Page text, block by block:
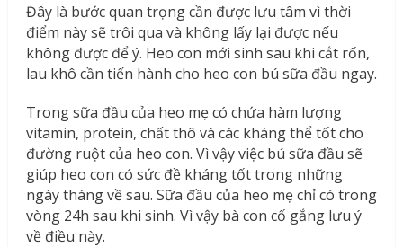
Đây là bước quan trọng cần được lưu tâm vì thời
điểm này sẽ trôi qua và không lấy lại được nếu
không được để ý. Heo con mới sinh sau khi cắt rốn,
lau khô cần tiến hành cho heo con bú sữa đầu ngay.
Trong sữa đầu của heo mẹ có chứa hàm lượng
vitamin, protein, chất thô và các kháng thể tốt cho
đường ruột của heo con. Vì vậy việc bú sữa đầu sẽ
giúp heo con có sức đề kháng tốt trong những
ngày tháng về sau. Sữa đầu của heo mẹ chỉ có trong
vòng 24h sau khi sinh. Vì vậy bà con cố gắng lưu ý
về điều này.